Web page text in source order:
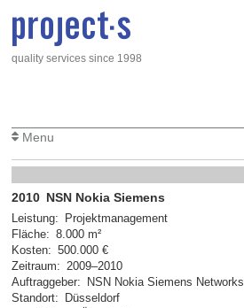
quality services since 1998
Menu
2010 NSN Nokia Siemens
Leistung
Projektmanagement
Fläche
8.000 m²
Kosten
500.000 €
Zeitraum
2009–2010
Auftraggeber
NSN Nokia Siemens Networks
Standort
Düsseldorf